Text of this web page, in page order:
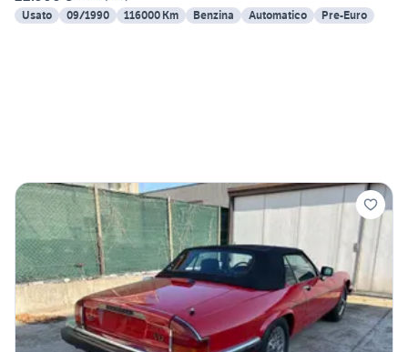
Usato
09/1990 116000 Km Benzina Automatico Pre-Euro